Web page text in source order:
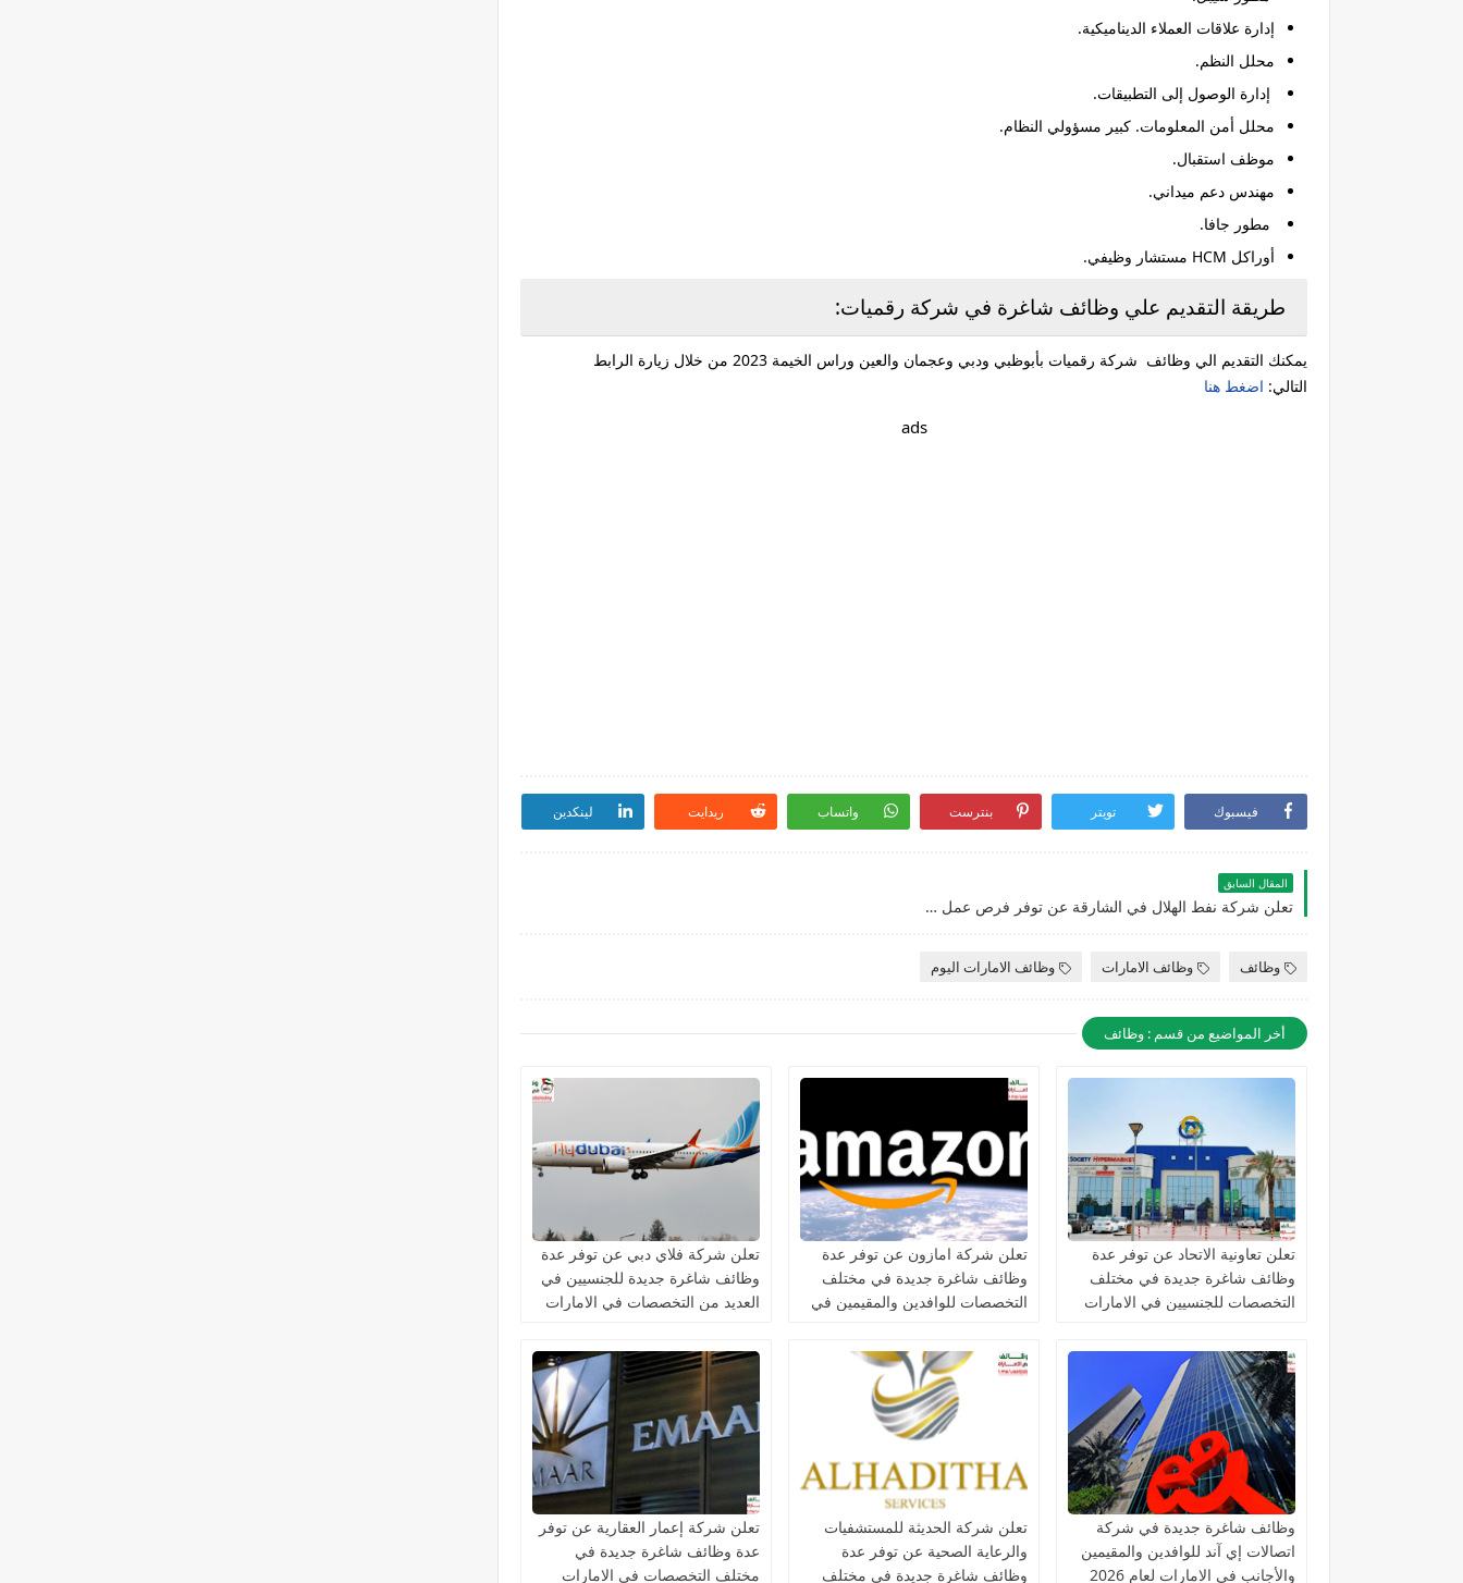
إدارة علاقات العملاء الديناميكية.
محلل النظم.
إدارة الوصول إلى التطبيقات.
محلل أمن المعلومات. كبير مسؤولي النظام.
موظف استقبال.
مهندس دعم ميداني.
مطور جافا.
أوراكل HCM مستشار وظيفي.
طريقة التقديم علي وظائف شاغرة في شركة رقميات:
يمكنك التقديم الي وظائف شركة رقميات بأبوظبي ودبي وعجمان والعين وراس الخيمة 2023 من خلال زيارة الرابط
التالي: اضغط هنا
ads
فيسبوك تويتر بنترست واتساب ريدايت لينكدين
المقال السابق
تعلن شركة نفط الهلال في الشارقة عن توفر فرص عمل في العدد من التخصصات
وظائف وظائف الامارات وظائف الامارات اليوم
أخر المواضيع من قسم : وظائف
تعلن تعاونية الاتحاد عن توفر عدة
وظائف شاغرة جديدة في مختلف
التخصصات للجنسيين في الامارات
تعلن شركة امازون عن توفر عدة
وظائف شاغرة جديدة في مختلف
التخصصات للوافدين والمقيمين في
تعلن شركة فلاي دبي عن توفر عدة
وظائف شاغرة جديدة للجنسيين في
العديد من التخصصات في الامارات
وظائف شاغرة جديدة في شركة
اتصالات إي آند للوافدين والمقيمين
والأجانب في الامارات لعام 2026
تعلن شركة الحديثة للمستشفيات
والرعاية الصحية عن توفر عدة
وظائف شاغرة جديدة في مختلف
تعلن شركة إعمار العقارية عن توفر
عدة وظائف شاغرة جديدة في
مختلف التخصصات في الامارات